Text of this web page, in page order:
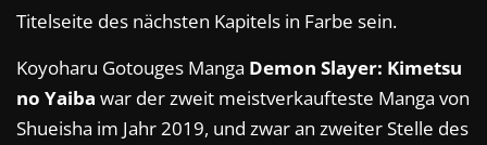
Titelseite des nächsten Kapitels in Farbe sein.
Koyoharu Gotouges Manga Demon Slayer: Kimetsu
no Yaiba war der zweit meistverkaufteste Manga von
Shueisha im Jahr 2019, und zwar an zweiter Stelle des